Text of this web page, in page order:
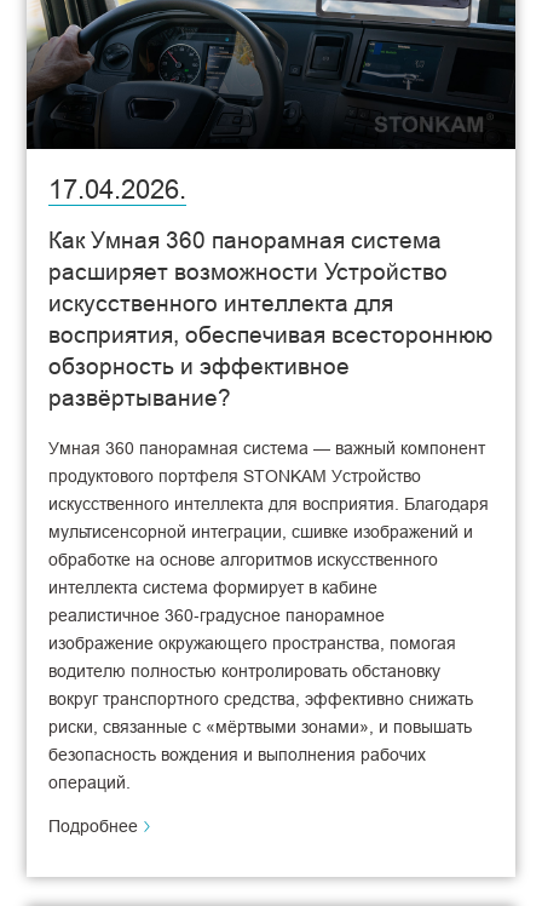
17.04.2026.
Как Умная 360 панорамная система
расширяет возможности Устройство
искусственного интеллекта для
восприятия, обеспечивая всестороннюю
обзорность и эффективное
развёртывание?
Умная 360 панорамная система — важный компонент
продуктового портфеля STONKAM Устройство
искусственного интеллекта для восприятия. Благодаря
мультисенсорной интеграции, сшивке изображений и
обработке на основе алгоритмов искусственного
интеллекта система формирует в кабине
реалистичное 360‑градусное панорамное
изображение окружающего пространства, помогая
водителю полностью контролировать обстановку
вокруг транспортного средства, эффективно снижать
риски, связанные с «мёртвыми зонами», и повышать
безопасность вождения и выполнения рабочих
операций.
Подробнее